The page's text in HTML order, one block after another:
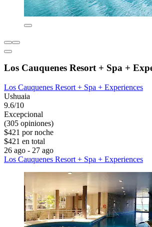
Los Cauquenes Resort + Spa +
Los Cauquenes Resort + Spa + Experiences
Ushuaia
9.6/10
Excepcional
(305 opiniones)
$421 por noche
$421 en total
26 ago - 27 ago
Los Cauquenes Resort + Spa + Experiences